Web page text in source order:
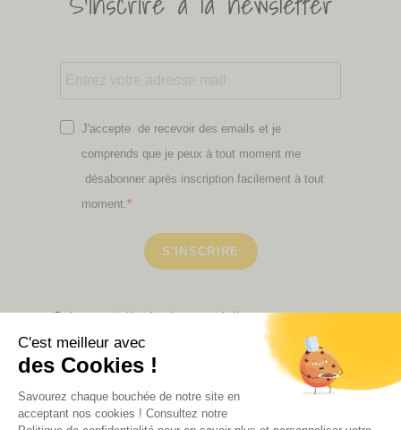
J'accepte de recevoir des emails et je
comprends que je peux à tout moment me
désabonner après inscription facilement à tout
moment.
S'INSCRIRE
Retrouvez ici toutes les newsletters que vous avez
VOIR NOS PARTENAIRES